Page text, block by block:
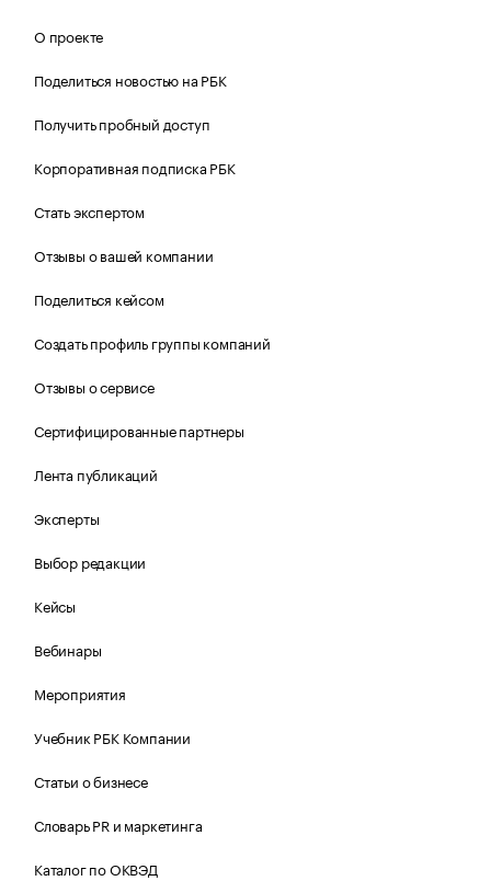
О проекте
Поделиться новостью на РБК
Получить пробный доступ
Корпоративная подписка РБК
Стать экспертом
Отзывы о вашей компании
Поделиться кейсом
Создать профиль группы компаний
Отзывы о сервисе
Сертифицированные партнеры
Лента публикаций
Эксперты
Выбор редакции
Кейсы
Вебинары
Мероприятия
Учебник РБК Компании
Статьи о бизнесе
Словарь PR и маркетинга
Каталог по ОКВЭД